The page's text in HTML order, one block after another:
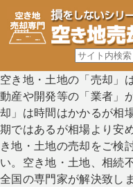
空き地・土地の「売却」
動産や開発等の「業者」
却」は時間はかかるが相
期ではあるが相場より安
き地・土地の売却をご検
い。空き地・土地、相続
全国の専門家が解決致し